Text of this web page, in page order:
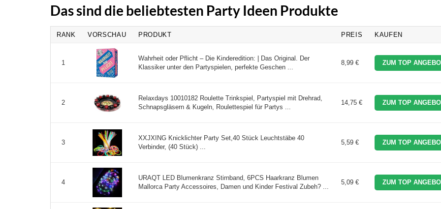
Das sind die beliebtesten Party Ideen Produkte
RANK VORSCHAU PRODUKT PREIS KAUFEN
1
Wahrheit oder Pflicht – Die Kinderedition: | Das Original. Der
Klassiker unter den Partyspielen, perfekte Geschen ...
8,99 € ZUM TOP
2
Relaxdays 10010182 Roulette Trinkspiel, Partyspiel mit Drehrad,
Schnapsgläsern & Kugeln, Roulettespiel für Partys ...
14,75 € ZUM TOP
3
XXJXING Knicklichter Party Set,40 Stück Leuchtstäbe 40
Verbinder, (40 Stück) ...
5,59 € ZUM TOP
4
URAQT LED Blumenkranz Stirnband, 6PCS Haarkranz Blumen
Mallorca Party Accessoires, Damen und Kinder Festival Zubeh? ...
5,09 € ZUM TOP